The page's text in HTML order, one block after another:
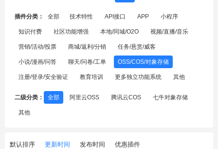
插件分类： 全部 技术特性 API接口 APP 小程序
知识付费 社区功能增强 本地/同城/O2O 视频/直播/音乐
营销/活动/投票 商城/返利/分销 任务/悬赏/威客
小说/漫画/问答 聊天/问卷/工单 OSS/COS/对象存储
注册/登录/安全验证 教育培训 更多独立功能系统 其他
二级分类： 全部 阿里云OSS 腾讯云COS 七牛对象存储
其他
默认排序 更新时间 发布时间 优惠插件